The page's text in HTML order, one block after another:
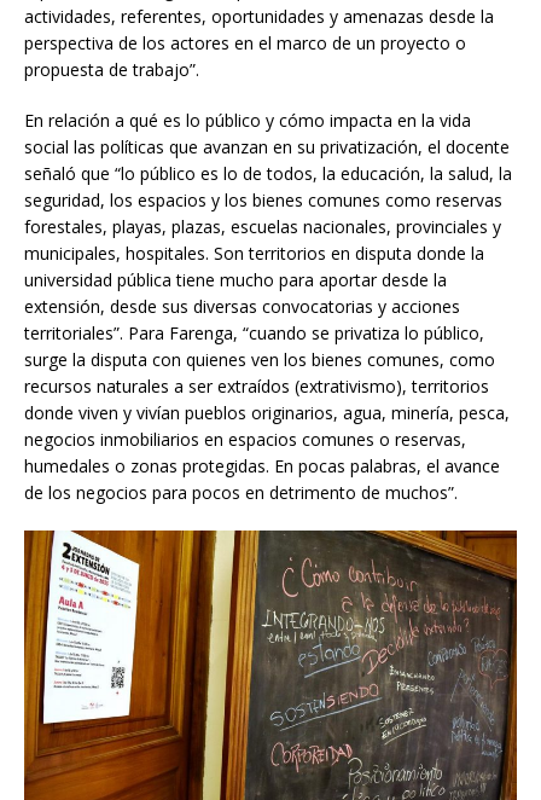
actividades, referentes, oportunidades y amenazas desde la
perspectiva de los actores en el marco de un proyecto o
propuesta de trabajo”.
En relación a qué es lo público y cómo impacta en la vida
social las políticas que avanzan en su privatización, el docente
señaló que “lo público es lo de todos, la educación, la salud, la
seguridad, los espacios y los bienes comunes como reservas
forestales, playas, plazas, escuelas nacionales, provinciales y
municipales, hospitales. Son territorios en disputa donde la
universidad pública tiene mucho para aportar desde la
extensión, desde sus diversas convocatorias y acciones
territoriales”. Para Farenga, “cuando se privatiza lo público,
surge la disputa con quienes ven los bienes comunes, como
recursos naturales a ser extraídos (extrativismo), territorios
donde viven y vivían pueblos originarios, agua, minería, pesca,
negocios inmobiliarios en espacios comunes o reservas,
humedales o zonas protegidas. En pocas palabras, el avance
de los negocios para pocos en detrimento de muchos”.